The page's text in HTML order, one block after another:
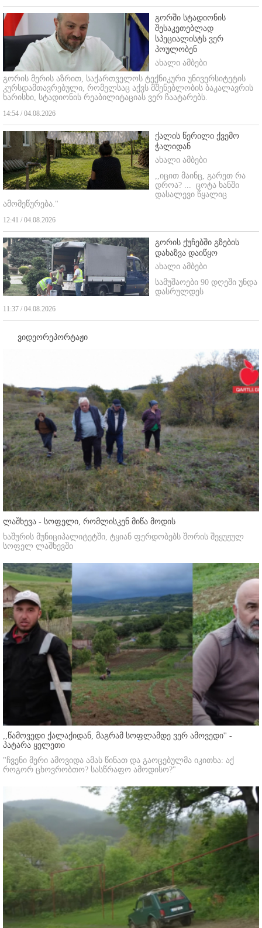
გორში სტადიონის
შესაკეთებლად
სპეციალისტს ვერ
პოულობენ
ახალი ამბები
გორის მერის აზრით, საქართველოს ტექნიკური უნივერსიტეტის
კურსდამთავრებული, რომელსაც აქვს მშენებლობის ბაკალავრის
ხარისხი, სტადიონის რეაბილიტაციას ვერ ჩაატარებს.
14:54 / 04.08.2026
ქალის წერილი ქვემო
ჭალიდან
ახალი ამბები
,,იცით მაინც, გარეთ რა
დროა? ... ცოტა ხანში
დასალევი წყალიც
ამომეწურება."
12:41 / 04.08.2026
გორის ქუჩებში გზების
დახაზვა დაიწყო
ახალი ამბები
სამუშაოები 90 დღეში უნდა
დასრულდეს
11:37 / 04.08.2026
ვიდეორეპორტაჟი
ლაშხევა - სოფელი, რომლისკენ მიწა მოდის
ხაშურის მუნიციპალიტეტში, ტყიან ფერდობებს შორის შეყუჟულ
სოფელ ლაშხევში
,,წამოვედი ქალაქიდან, მაგრამ სოფლამდე ვერ ამოვედი'' -
პატარა ყელეთი
"ჩვენი მერი ამოვიდა ამას წინათ და გაოცებულმა იკითხა: აქ
როგორ ცხოვრობთო? სასწრაფო ამოდისო?"